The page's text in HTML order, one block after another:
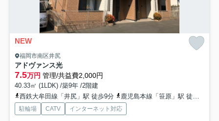
NEW
福岡市南区井尻
アドヴァンス光
7.5万円 管理/共益費2,000円
40.33㎡ (1LDK) /築9年 /2階建
西鉄大牟田線「井尻」駅 徒歩9分
鹿児島本線「笹原」駅 徒歩13分
駐輪場 CATV インターネット対応